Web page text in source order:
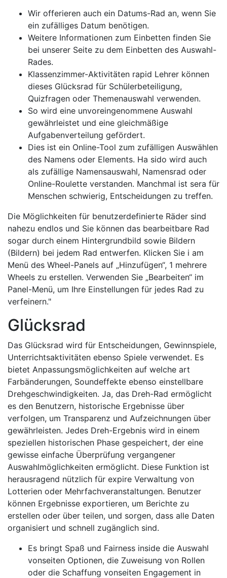
Wir offerieren auch ein Datums-Rad an, wenn Sie
ein zufälliges Datum benötigen.
Weitere Informationen zum Einbetten finden Sie
bei unserer Seite zu dem Einbetten des Auswahl-
Rades.
Klassenzimmer-Aktivitäten rapid Lehrer können
dieses Glücksrad für Schülerbeteiligung,
Quizfragen oder Themenauswahl verwenden.
So wird eine unvoreingenommene Auswahl
gewährleistet und eine gleichmäßige
Aufgabenverteilung gefördert.
Dies ist ein Online-Tool zum zufälligen Auswählen
des Namens oder Elements. Ha sido wird auch
als zufällige Namensauswahl, Namensrad oder
Online-Roulette verstanden. Manchmal ist sera für
Menschen schwierig, Entscheidungen zu treffen.
Die Möglichkeiten für benutzerdefinierte Räder sind
nahezu endlos und Sie können das bearbeitbare Rad
sogar durch einem Hintergrundbild sowie Bildern
(Bildern) bei jedem Rad entwerfen. Klicken Sie i am
Menü des Wheel-Panels auf „Hinzufügen“, 1 mehrere
Wheels zu erstellen. Verwenden Sie „Bearbeiten“ im
Panel-Menü, um Ihre Einstellungen für jedes Rad zu
verfeinern."
Glücksrad
Das Glücksrad wird für Entscheidungen, Gewinnspiele,
Unterrichtsaktivitäten ebenso Spiele verwendet. Es
bietet Anpassungsmöglichkeiten auf welche art
Farbänderungen, Soundeffekte ebenso einstellbare
Drehgeschwindigkeiten. Ja, das Dreh-Rad ermöglicht
es den Benutzern, historische Ergebnisse über
verfolgen, um Transparenz und Aufzeichnungen über
gewährleisten. Jedes Dreh-Ergebnis wird in einem
speziellen historischen Phase gespeichert, der eine
gewisse einfache Überprüfung vergangener
Auswahlmöglichkeiten ermöglicht. Diese Funktion ist
herausragend nützlich für expire Verwaltung von
Lotterien oder Mehrfachveranstaltungen. Benutzer
können Ergebnisse exportieren, um Berichte zu
erstellen oder über teilen, und sorgen, dass alle Daten
organisiert und schnell zugänglich sind.
Es bringt Spaß und Fairness inside die Auswahl
vonseiten Optionen, die Zuweisung von Rollen
oder die Schaffung vonseiten Engagement in